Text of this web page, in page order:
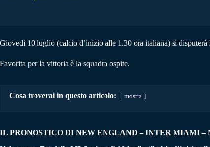
Giovedì 10 luglio (calcio d’inizio alle 1.30 ora italiana) si
Favorita per la vittoria è la squadra ospite.
Cosa troverai in questo articolo: mostra
IL PRONOSTICO DI NEW ENGLAND – INTER MIAMI–